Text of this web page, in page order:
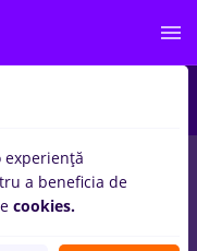
inBucuresti
experiență
a beneficia de
cookies.